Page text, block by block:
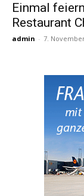
Einmal
Restaurant
admin - 7.